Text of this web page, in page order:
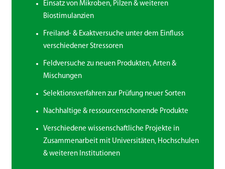
Einsatz von Mikroben, Pilzen & weiteren
Biostimulanzien
Freiland- & Exaktversuche unter dem Einfluss
verschiedener Stressoren
Feldversuche zu neuen Produkten, Arten &
Mischungen
Selektionsverfahren zur Prüfung neuer Sorten
Nachhaltige & ressourcenschonende Produkte
Verschiedene wissenschaftliche Projekte in
Zusammenarbeit mit Universitäten, Hochschulen
& weiteren Institutionen